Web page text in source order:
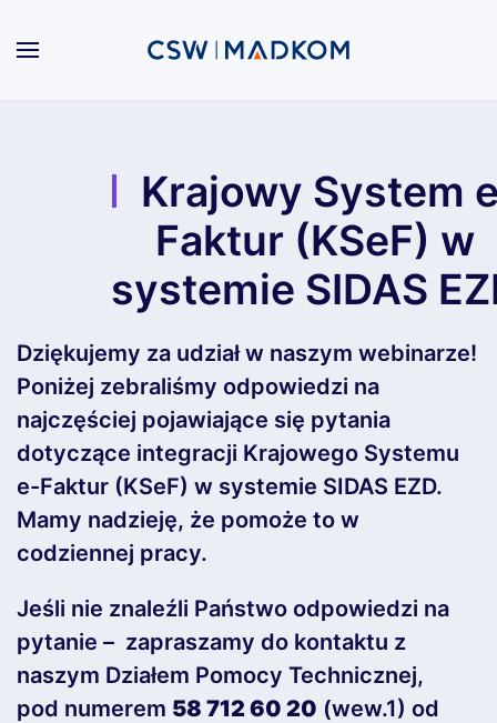
Przejdź do głównej treści
Krajowy System
Faktur (KSeF) w
systemie SIDAS
Dziękujemy za udział w naszym webinarze!
Poniżej zebraliśmy odpowiedzi na
najczęściej pojawiające się pytania
dotyczące integracji Krajowego Systemu
e-Faktur (KSeF) w systemie SIDAS EZD.
Mamy nadzieję, że pomoże to w
codziennej pracy.
Jeśli nie znaleźli Państwo odpowiedzi na
pytanie – zapraszamy do kontaktu z
naszym Działem Pomocy Technicznej,
pod numerem 58 712 60 20 (wew.1) od